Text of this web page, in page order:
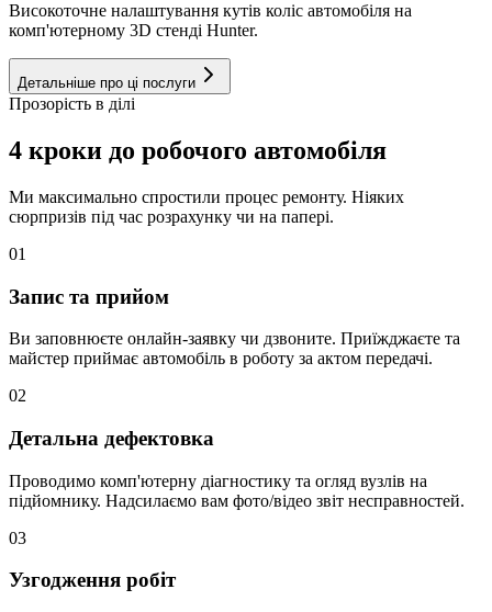
Високоточне налаштування кутів коліс автомобіля на
комп'ютерному 3D стенді Hunter.
Детальніше про ці послуги
Прозорість в ділі
4 кроки до робочого автомобіля
Ми максимально спростили процес ремонту. Ніяких
сюрпризів під час розрахунку чи на папері.
01
Запис та прийом
Ви заповнюєте онлайн-заявку чи дзвоните. Приїжджаєте та
майстер приймає автомобіль в роботу за актом передачі.
02
Детальна дефектовка
Проводимо комп'ютерну діагностику та огляд вузлів на
підйомнику. Надсилаємо вам фото/відео звіт несправностей.
03
Узгодження робіт